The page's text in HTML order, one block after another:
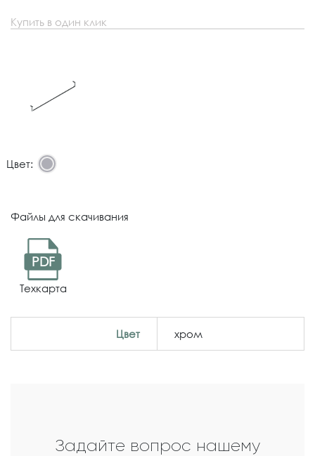
Купить в один клик
Цвет:
Файлы для скачивания
PDF
Техкарта
Цвет хром
Задайте вопрос нашему